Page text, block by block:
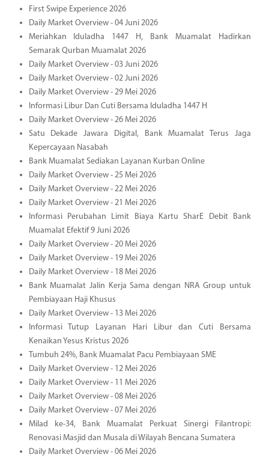
First Swipe Experience 2026
Daily Market Overview - 04 Juni 2026
Meriahkan Iduladha 1447 H, Bank Muamalat Hadirkan
Semarak Qurban Muamalat 2026
Daily Market Overview - 03 Juni 2026
Daily Market Overview - 02 Juni 2026
Daily Market Overview - 29 Mei 2026
Informasi Libur Dan Cuti Bersama Iduladha 1447 H
Daily Market Overview - 26 Mei 2026
Satu Dekade Jawara Digital, Bank Muamalat Terus Jaga
Kepercayaan Nasabah
Bank Muamalat Sediakan Layanan Kurban Online
Daily Market Overview - 25 Mei 2026
Daily Market Overview - 22 Mei 2026
Daily Market Overview - 21 Mei 2026
Informasi Perubahan Limit Biaya Kartu SharE Debit Bank
Muamalat Efektif 9 Juni 2026
Daily Market Overview - 20 Mei 2026
Daily Market Overview - 19 Mei 2026
Daily Market Overview - 18 Mei 2026
Bank Muamalat Jalin Kerja Sama dengan NRA Group untuk
Pembiayaan Haji Khusus
Daily Market Overview - 13 Mei 2026
Informasi Tutup Layanan Hari Libur dan Cuti Bersama
Kenaikan Yesus Kristus 2026
Tumbuh 24%, Bank Muamalat Pacu Pembiayaan SME
Daily Market Overview - 12 Mei 2026
Daily Market Overview - 11 Mei 2026
Daily Market Overview - 08 Mei 2026
Daily Market Overview - 07 Mei 2026
Milad ke-34, Bank Muamalat Perkuat Sinergi Filantropi:
Renovasi Masjid dan Musala di Wilayah Bencana Sumatera
Daily Market Overview - 06 Mei 2026